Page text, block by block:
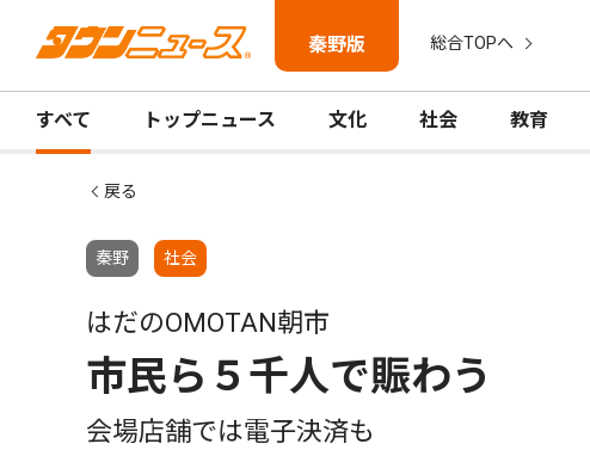
秦野版 総合TOPへ
すべて トップニュース 文化 社会 教育
戻る
秦野 社会
はだのOMOTAN朝市
市民ら５千人で賑わう
会場店舗では電子決済も